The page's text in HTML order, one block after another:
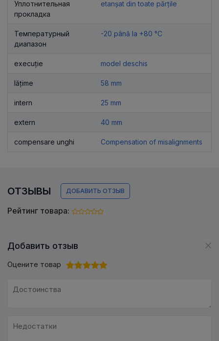
Уплотнительная
прокладка
etanșat din toate părțile
Температурный
диапазон
-20 până la +80 °C
execuție model deschis
lățime 58 mm
intern 25 mm
extern 40 mm
compensare unghi Compensation of misalignments
ОТЗЫВЫ ДОБАВИТЬ ОТЗЫВ
Рейтинг товара:
Добавить отзыв
Оцените товар